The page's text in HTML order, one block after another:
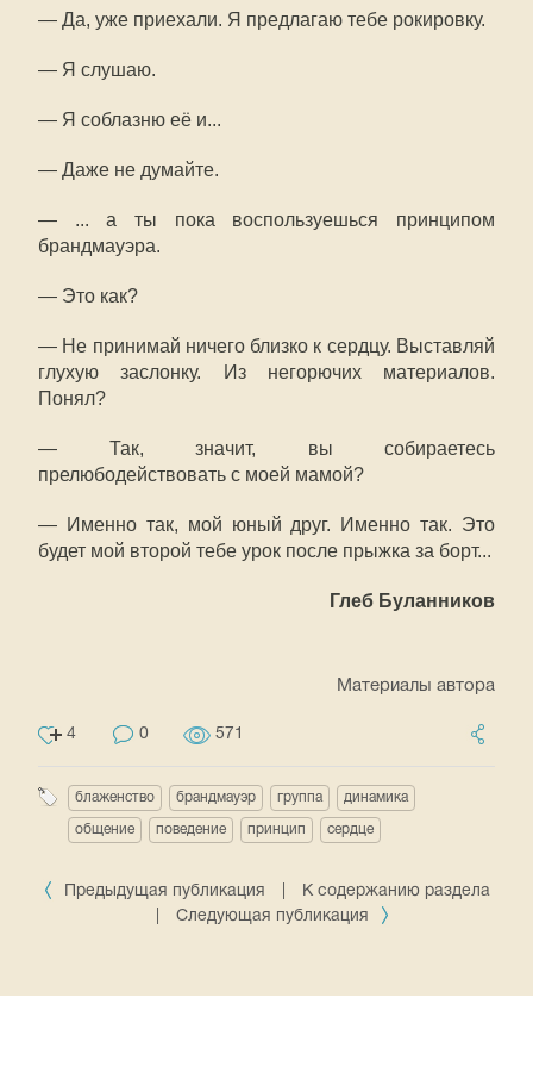
— Да, уже приехали. Я предлагаю тебе рокировку.
— Я слушаю.
— Я соблазню её и...
— Даже не думайте.
— ... а ты пока воспользуешься принципом
брандмауэра.
— Это как?
— Не принимай ничего близко к сердцу. Выставляй
глухую заслонку. Из негорючих материалов.
Понял?
— Так, значит, вы собираетесь
прелюбодействовать с моей мамой?
— Именно так, мой юный друг. Именно так. Это
будет мой второй тебе урок после прыжка за борт...
Глеб Буланников
Материалы автора
4 0 571
блаженство брандмауэр группа динамика
общение поведение принцип сердце
Предыдущая публикация
К содержанию раздела
Следующая публикация